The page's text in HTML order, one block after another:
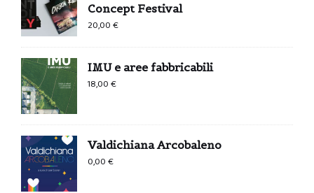
Concept Festival
20,00€
IMU e aree fabbricabili
18,00€
Valdichiana Arcobaleno
0,00€